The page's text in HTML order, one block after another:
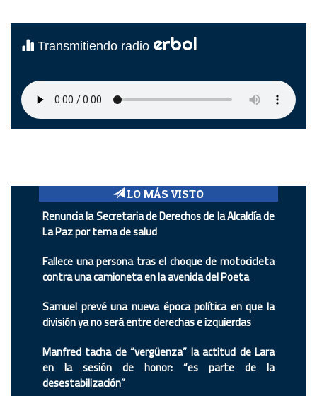
Transmitiendo radio erbol
LO MÁS VISTO
Renuncia la Secretaria de Derechos de la Alcaldía de
La Paz por tema de salud
Fallece una persona tras el choque de motocicleta
contra una camioneta en la avenida del Poeta
Samuel prevé una nueva época política en que la
división ya no será entre derechas e izquierdas
Manfred tacha de “vergüenza” la actitud de Lara
en la sesión de honor: “es parte de la
desestabilización”